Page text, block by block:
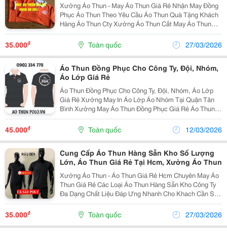
Xưởng Áo Thun - May Áo Thun Giá Rẻ Nhận May Đồng
Phục Áo Thun Theo Yêu Cầu Áo Thun Quà Tặng Khách
Hàng Áo Thun Cty Xưởng Áo Thun Cắt May Áo Thun
Đồng Phục Giá Rẻ Tại Tphcm May Áo Thun Theo Yêu
Cầu. May Áo Thun Quà Tặng Quảng Cáo Giá
35.000₫ Toàn quốc 27/03/2026
Áo Thun Đồng Phục Cho Công Ty, Đội, Nhóm,
Áo Lớp Giá Rẻ
Áo Thun Đồng Phục Cho Công Ty, Đội, Nhóm, Áo Lớp
Giá Rẻ Xưởng May In Áo Lớp Áo Nhóm Tại Quận Tân
Bình Xưởng May Áo Thun Đồng Phục Giá Rẻ Áo Thun
Đồng Phục Có Cổ Áo Đồng Phục Nhóm Mẫu Áo Thun
Đồng Phục Đẹp Nhất Xưởng Áo Thun...
45.000₫ Toàn quốc 12/03/2026
Cung Cấp Áo Thun Hàng Sẵn Kho Số Lượng
Lớn, Áo Thun Giá Rẻ Tại Hcm, Xưởng Áo Thun
Xưởng Áo Thun - Áo Thun Giá Rẻ Hcm Chuyên May Áo
Thun Giá Rẻ Các Loại Áo Thun Hàng Sẵn Kho Công Ty
Đa Dạng Chất Liệu Đáp Ưng Nhanh Cho Khach Cần Sl
Từ 50-100 Cái, Muôn In Và Lấy Nhanh. Xưởng May Với
Nhiều Mẫu Áo Thun Hàng Sẵn Kho Hàng
35.000₫ Toàn quốc 27/03/2026